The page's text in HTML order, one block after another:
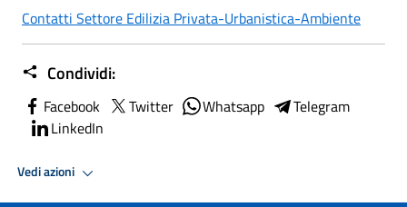
Contatti Settore Edilizia Privata-Urbanistica-Ambiente
Condividi:
Facebook Twitter Whatsapp
Telegram
LinkedIn
Vedi azioni